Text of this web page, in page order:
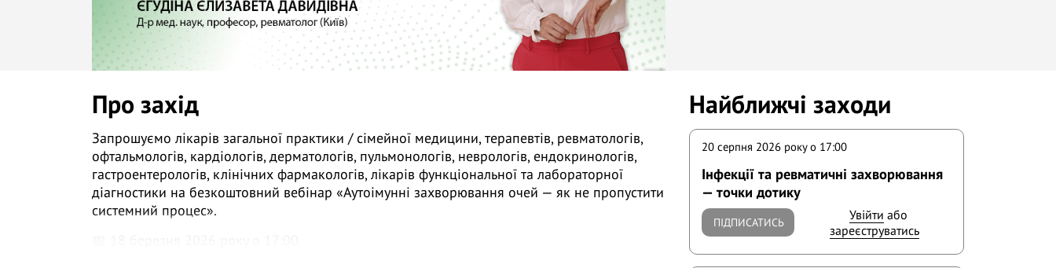
Про захід
Запрошуємо лікарів загальної практики / сімейної медицини, терапевтів, ревматологів,
офтальмологів, кардіологів, дерматологів, пульмонологів, неврологів, ендокринологів,
гастроентерологів, клінічних фармакологів, лікарів функціональної та лабораторної
діагностики на безкоштовний вебінар «Аутоімунні захворювання очей — як не пропустити
системний процес».
Найближчі заходи
20 серпня 2026 року o 17:00
Інфекції та ревматичні захворювання
— точки дотику
ПІДПИСАТИСЬ Увійти або
зареєструватись